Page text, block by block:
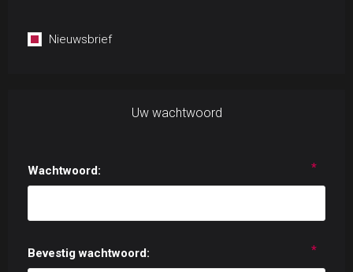
Nieuwsbrief
Uw wachtwoord
Wachtwoord: *
Bevestig wachtwoord: *